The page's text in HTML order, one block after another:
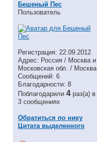
Бешеный Пес
Пользователь
Регистрация: 22.09.2012
Адрес: Россия / Москва и
Московская обл. / Москва
Сообщений: 6
Благодарности: 8
Поблагодарили 4 раз(а) в
3 сообщениях
Обратиться по нику
Цитата выделенного